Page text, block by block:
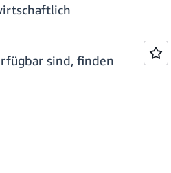
sind, finden